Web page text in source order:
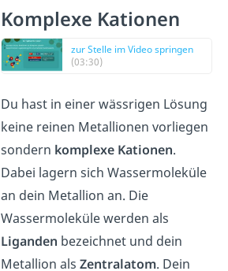
Komplexe Kationen
zur Stelle im Video springen
(03:30)
Du hast in einer wässrigen Lösung
keine reinen Metallionen vorliegen
sondern komplexe Kationen.
Dabei lagern sich Wassermoleküle
an dein Metallion an. Die
Wassermoleküle werden als
Liganden bezeichnet und dein
Metallion als Zentralatom. Dein